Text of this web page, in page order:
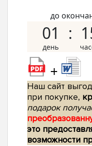
до
01
+
Наш сайт
при покупке,
подарок
это
возможности